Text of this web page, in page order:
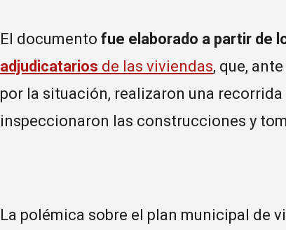
El documento fue elaborado a partir de
adjudicatarios de las viviendas, que,
por la situación, realizaron una
inspeccionaron las construcciones y
La polémica sobre el plan municipal de